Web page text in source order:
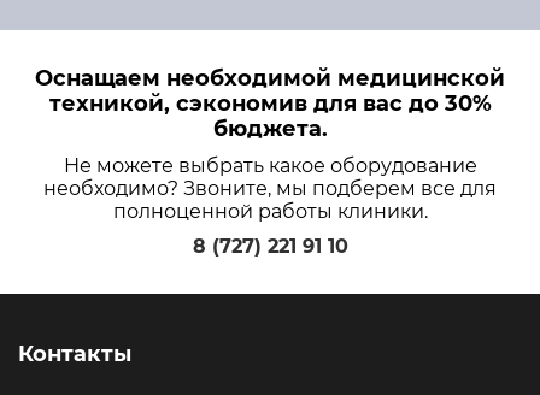
Оснащаем необходимой медицинской
техникой, сэкономив для вас до 30%
бюджета.
Не можете выбрать какое оборудование
необходимо? Звоните, мы подберем все для
полноценной работы клиники.
8 (727) 221 91 10
Контакты